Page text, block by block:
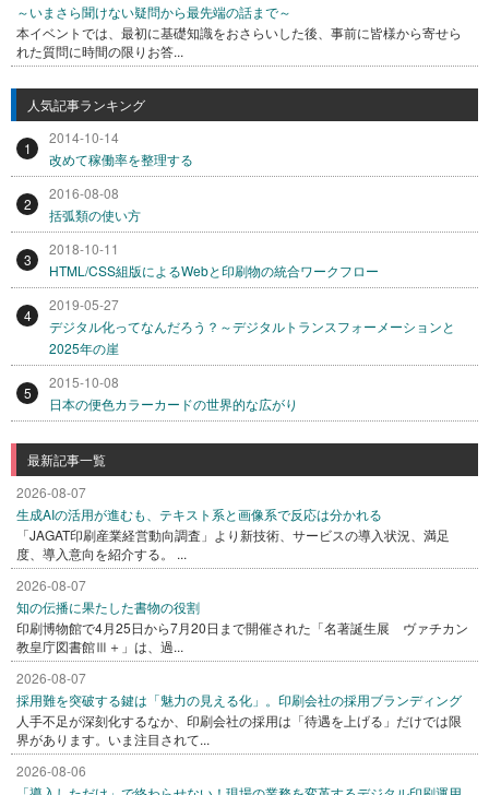
～いまさら聞けない疑問から最先端の話まで～
本イベントでは、最初に基礎知識をおさらいした後、事前に皆様から寄せら
れた質問に時間の限りお答...
人気記事ランキング
1
2014-10-14
改めて稼働率を整理する
2
2016-08-08
括弧類の使い方
3
2018-10-11
HTML/CSS組版によるWebと印刷物の統合ワークフロー
4
2019-05-27
デジタル化ってなんだろう？～デジタルトランスフォーメーションと
2025年の崖
5
2015-10-08
日本の便色カラーカードの世界的な広がり
最新記事一覧
2026-08-07
生成AIの活用が進むも、テキスト系と画像系で反応は分かれる
「JAGAT印刷産業経営動向調査」より新技術、サービスの導入状況、満足
度、導入意向を紹介する。 ...
2026-08-07
知の伝播に果たした書物の役割
印刷博物館で4月25日から7月20日まで開催された「名著誕生展 ヴァチカン
教皇庁図書館Ⅲ＋」は、過...
2026-08-07
採用難を突破する鍵は「魅力の見える化」。印刷会社の採用ブランディング
人手不足が深刻化するなか、印刷会社の採用は「待遇を上げる」だけでは限
界があります。いま注目されて...
2026-08-06